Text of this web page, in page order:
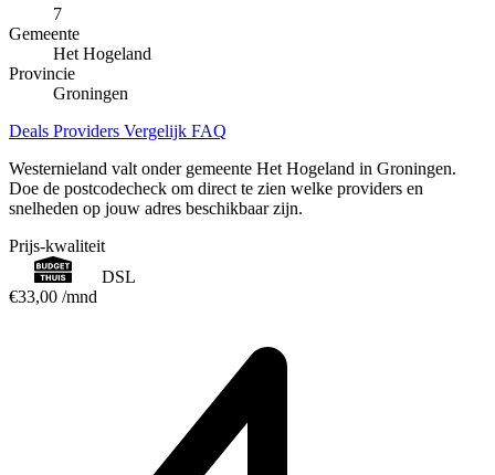
7
Gemeente
Het Hogeland
Provincie
Groningen
Deals Providers Vergelijk FAQ
Westernieland valt onder gemeente Het Hogeland in Groningen.
Doe de postcodecheck om direct te zien welke providers en
snelheden op jouw adres beschikbaar zijn.
Prijs-kwaliteit
DSL
€33,00 /mnd